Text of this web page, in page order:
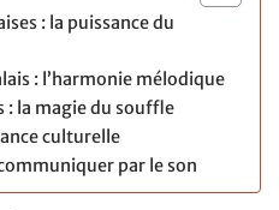
: la puissance du
: l’harmonie mélodique
la magie du souffle
culturelle
par le son